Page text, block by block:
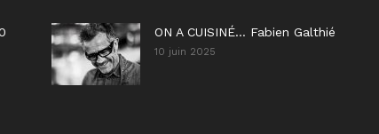
ON A CUISINÉ… Fabien Galthié
10 juin 2025